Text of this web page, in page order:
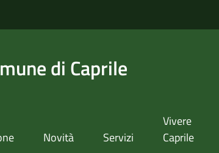
di Caprile
Novità Servizi
Vivere
Caprile